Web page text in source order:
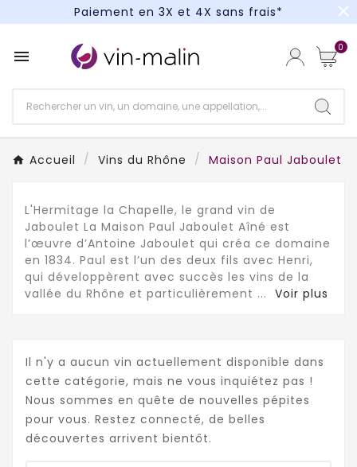
Paiement en 3X et 4X sans frais*
Paiement en 3X et 4X sans frais*
close
 0
Accueil Vins du Rhône Maison Paul Jaboulet
L'Hermitage la Chapelle, le grand vin de
Jaboulet La Maison Paul Jaboulet Aîné est
l’œuvre d’Antoine Jaboulet qui créa ce domaine
en 1834. Paul est l’un des deux fils avec Henri,
qui développèrent avec succès les vins de la
vallée du Rhône et particulièrement ... Voir plus
Il n'y a aucun vin actuellement disponible dans
cette catégorie, mais ne vous inquiétez pas !
Nous sommes en quête de nouvelles pépites
pour vous. Restez connecté, de belles
découvertes arrivent bientôt.